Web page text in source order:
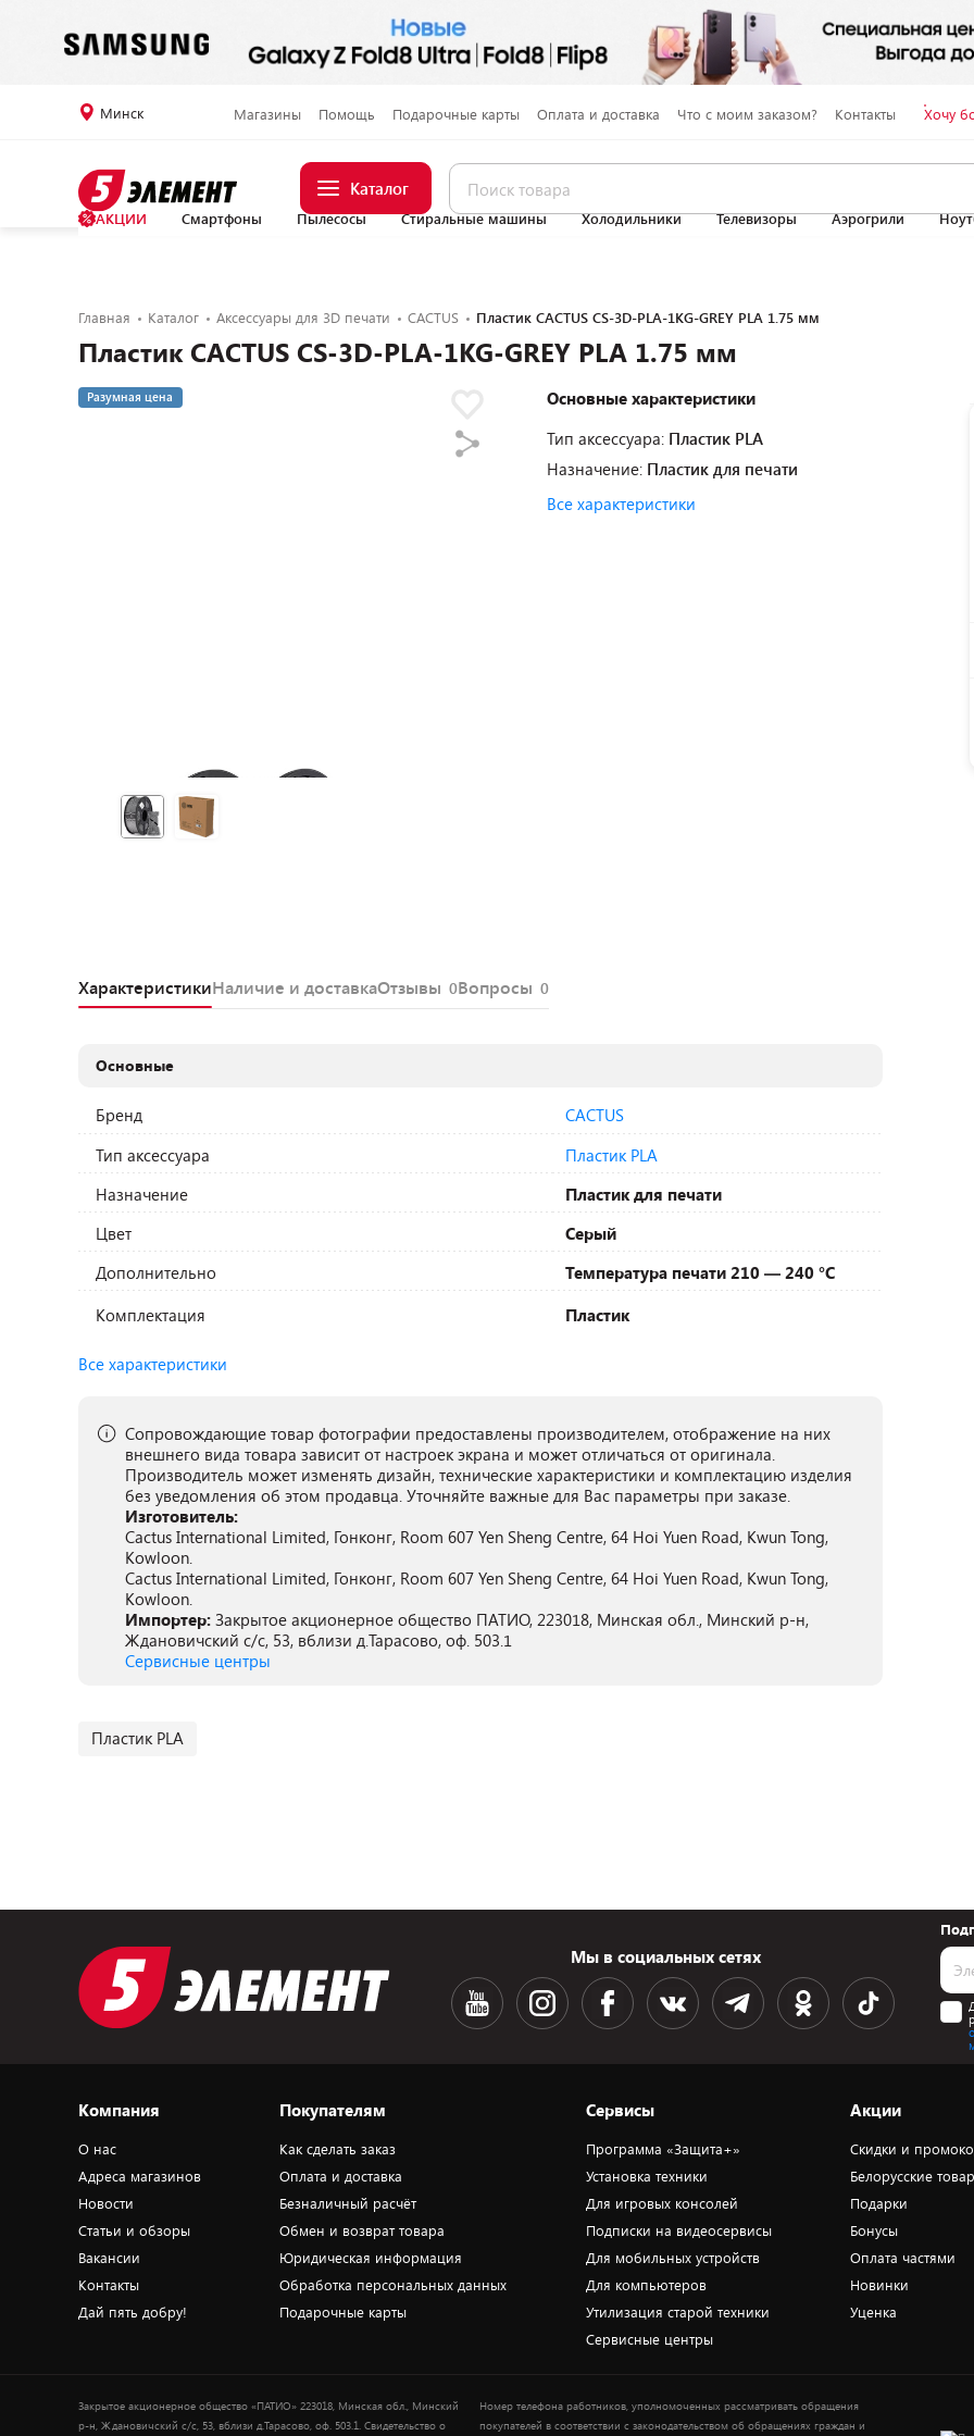
Минск Магазины Помощь Подарочные карты Оплата и доставка Что с моим заказом? Контакты Хочу
Каталог
АКЦИИ Смартфоны Пылесосы Стиральные машины Холодильники Телевизоры Аэрогрили
Главная Каталог Аксессуары для 3D печати CACTUS Пластик CACTUS CS-3D-PLA-1KG-GREY PLA 1.75 мм
Пластик CACTUS CS-3D-PLA-1KG-GREY PLA 1.75 мм
Разумная цена
Основные характеристики
Тип аксессуара: Пластик PLA
Назначение: Пластик для печати
Все характеристики
ХарактеристикиНаличие и доставкаОтзывы 0Вопросы 0
Основные
Бренд
CACTUS
Тип аксессуара
Пластик PLA
Назначение
Пластик для печати
Цвет
Серый
Дополнительно
Температура печати 210 — 240 °C
Комплектация
Пластик
Все характеристики
Сопровождающие товар фотографии предоставлены производителем, отображение на них
внешнего вида товара зависит от настроек экрана и может отличаться от оригинала.
Производитель может изменять дизайн, технические характеристики и комплектацию изделия
без уведомления об этом продавца. Уточняйте важные для Вас параметры при заказе.
Изготовитель:
Cactus International Limited, Гонконг, Room 607 Yen Sheng Centre, 64 Hoi Yuen Road, Kwun Tong,
Kowloon.
Cactus International Limited, Гонконг, Room 607 Yen Sheng Centre, 64 Hoi Yuen Road, Kwun Tong,
Kowloon.
Импортер: Закрытое акционерное общество ПАТИО, 223018, Минская обл., Минский р-н,
Ждановичский с/с, 53, вблизи д.Тарасово, оф. 503.1
Сервисные центры
Пластик PLA
Мы в социальных сетях
Компания
О нас
Адреса магазинов
Новости
Статьи и обзоры
Вакансии
Контакты
Дай пять добру!
Покупателям
Как сделать заказ
Оплата и доставка
Безналичный расчёт
Обмен и возврат товара
Юридическая информация
Обработка персональных данных
Подарочные карты
Сервисы
Программа «Защита+»
Установка техники
Для игровых консолей
Подписки на видеосервисы
Для мобильных устройств
Для компьютеров
Утилизация старой техники
Сервисные центры
Акции
Скидки и
Белорусские
Подарки
Бонусы
Оплата частями
Новинки
Уценка
Закрытое акционерное общество «ПАТИО» 223018, Минская обл., Минский
р-н, Ждановичский с/с, 53, вблизи д.Тарасово, оф. 503.1. Свидетельство о
Номер телефона работников, уполномоченных рассматривать обращения
покупателей в соответствии с законодательством об обращениях граждан и